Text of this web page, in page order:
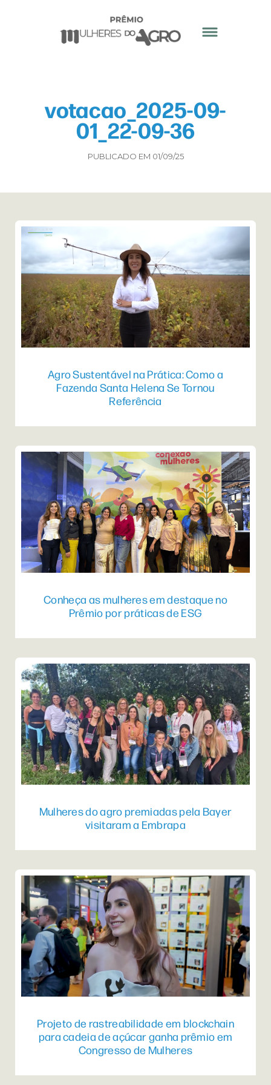
votacao_2025-09-
01_22-09-36
PUBLICADO EM 01/09/25
Agro Sustentável na Prática: Como a
Fazenda Santa Helena Se Tornou
Referência
Conheça as mulheres em destaque no
Prêmio por práticas de ESG
Mulheres do agro premiadas pela Bayer
visitaram a Embrapa
Projeto de rastreabilidade em blockchain
para cadeia de açúcar ganha prêmio em
Congresso de Mulheres